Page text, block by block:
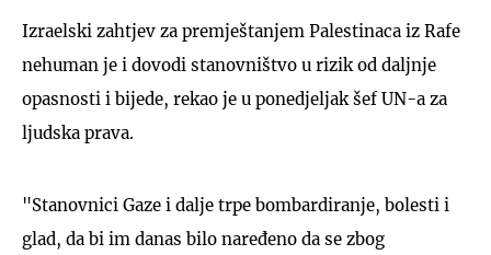
Izraelski zahtjev za premještanjem Palestinaca iz Rafe
nehuman je i dovodi stanovništvo u rizik od daljnje
opasnosti i bijede, rekao je u ponedjeljak šef UN-a za
ljudska prava.
"Stanovnici Gaze i dalje trpe bombardiranje, bolesti i
glad, da bi im danas bilo naređeno da se zbog